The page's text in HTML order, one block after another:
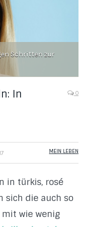
Schritten zur
In
0
MEIN LEBEN
in türkis, rosé
sich die auch so
mit wie wenig